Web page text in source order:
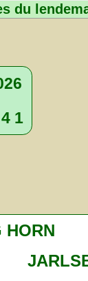
du
1
HORN